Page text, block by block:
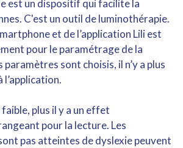
est un dispositif qui facilite la
C'est un outil de luminothérapie.
et de l’application Lili est
pour le paramétrage de la
paramètres sont choisis, il n’y a plus
l’application.
plus il y a un effet
pour la lecture. Les
pas atteintes de dyslexie peuvent